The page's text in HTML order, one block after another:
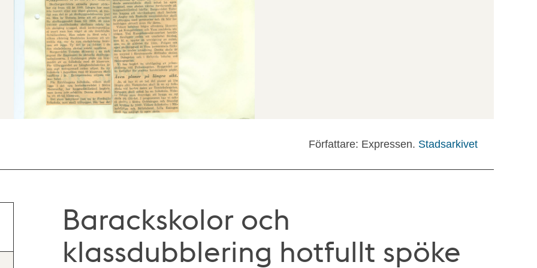
Författare: Expressen. Stadsarkivet
Barackskolor och
klassdubblering hotfullt spöke